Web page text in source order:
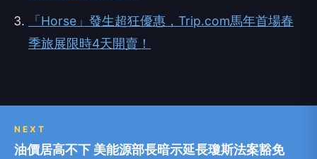
「Horse」發生超狂優惠，Trip.com馬年首場春
季旅展限時4天開賣！
NEXT
油價居高不下 美能源部長暗示延長瓊斯法案豁免